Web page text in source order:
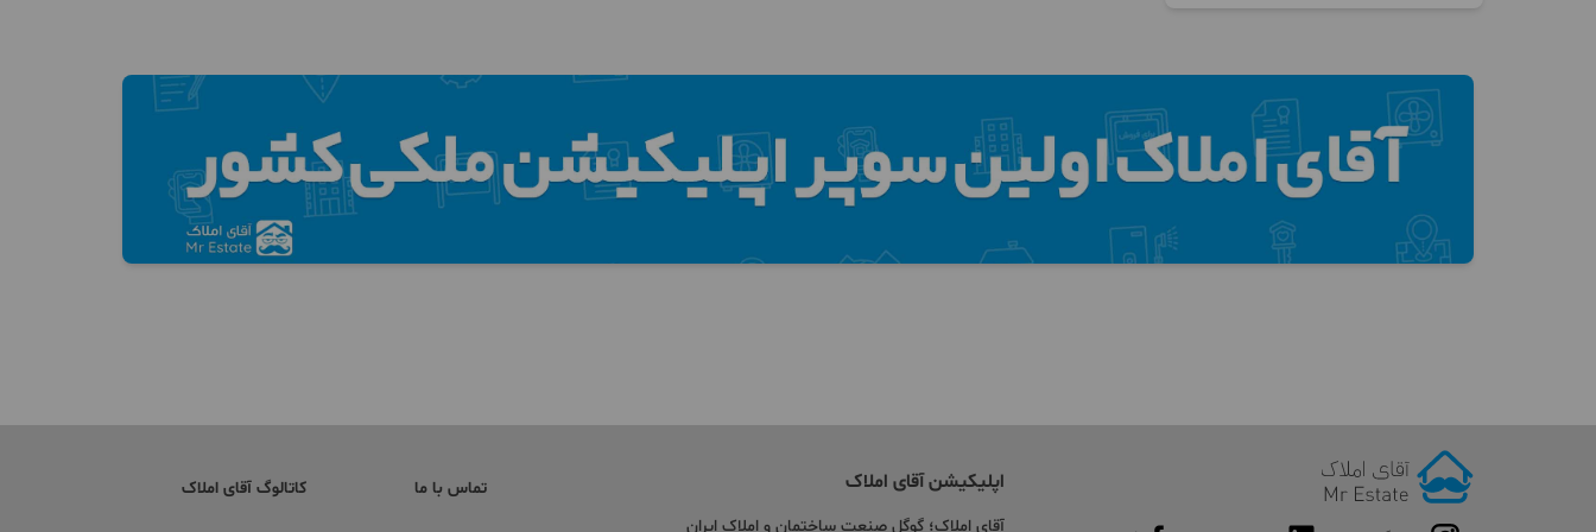
اپلیکیشن آقای املاک
آقای املاک؛ گوگل صنعت ساختمان و املاک ایران
تماس با ما کاتالوگ آقای املاک